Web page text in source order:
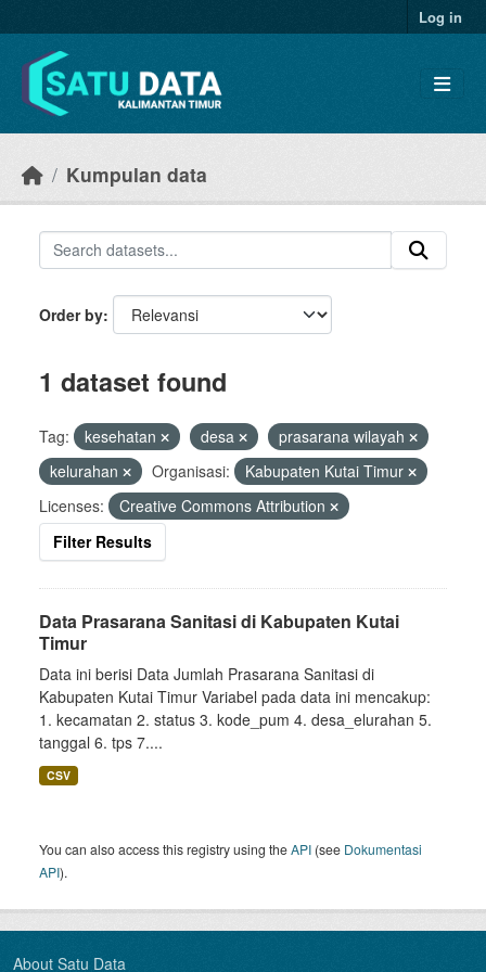
Log in
Kumpulan data
Order by
1 dataset found
Tag: kesehatan desa
prasarana wilayah
kelurahan
Organisasi:
Kabupaten Kutai Timur
Licenses:
Creative Commons Attribution
Filter Results
Data Prasarana Sanitasi di Kabupaten Kutai
Timur
Data ini berisi Data Jumlah Prasarana Sanitasi di
Kabupaten Kutai Timur Variabel pada data ini mencakup:
1. kecamatan 2. status 3. kode_pum 4. desa_elurahan 5.
tanggal 6. tps 7....
CSV
You can also access this registry using theAPI (see Dokumentasi
API).
About Satu Data